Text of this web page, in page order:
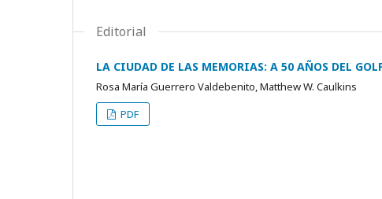
Editorial
LA CIUDAD DE LAS MEMORIAS: A 50 AÑOS DEL
Rosa María Guerrero Valdebenito, Matthew W. Caulkins
PDF